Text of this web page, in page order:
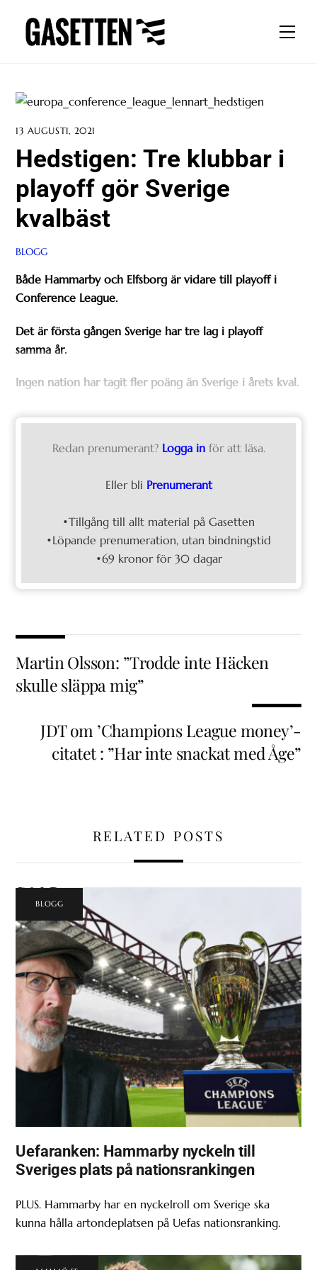
content
13 AUGUSTI, 2021
Hedstigen: Tre klubbar i
playoff gör Sverige
kvalbäst
BLOGG
Både Hammarby och Elfsborg är vidare till playoff i
Conference League.
Det är första gången Sverige har tre lag i playoff
samma år.
Ingen nation har tagit fler poäng än Sverige i årets kval.
Redan prenumerant? Logga in för att läsa.
Eller bli Prenumerant
•Tillgång till allt material på Gasetten
•Löpande prenumeration, utan bindningstid
•69 kronor för 30 dagar
Martin Olsson: ”Trodde inte Häcken
skulle släppa mig”
JDT om ’Champions League money’-
citatet : ”Har inte snackat med Åge”
RELATED POSTS
BLOGG
Uefaranken: Hammarby nyckeln till
Sveriges plats på nationsrankingen
PLUS. Hammarby har en nyckelroll om Sverige ska
kunna hålla artondeplatsen på Uefas nationsranking.